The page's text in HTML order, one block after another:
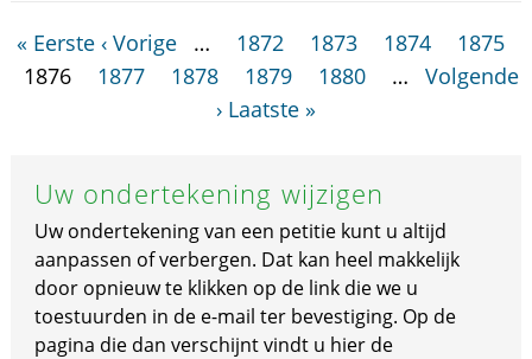
« Eerste ‹ Vorige … 1872 1873 1874
1875
1876
1877 1878 1879 1880 …
Volgende
› Laatste »
Uw ondertekening wijzigen
Uw ondertekening van een petitie kunt u altijd
aanpassen of verbergen. Dat kan heel makkelijk
door opnieuw te klikken op de link die we u
toestuurden in de e-mail ter bevestiging. Op de
pagina die dan verschijnt vindt u hier de